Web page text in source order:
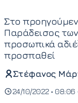
Στο
Παράδεισος
προσωπικά
προσπαθεί
Στέφανος
24/10/2022 • 08:06